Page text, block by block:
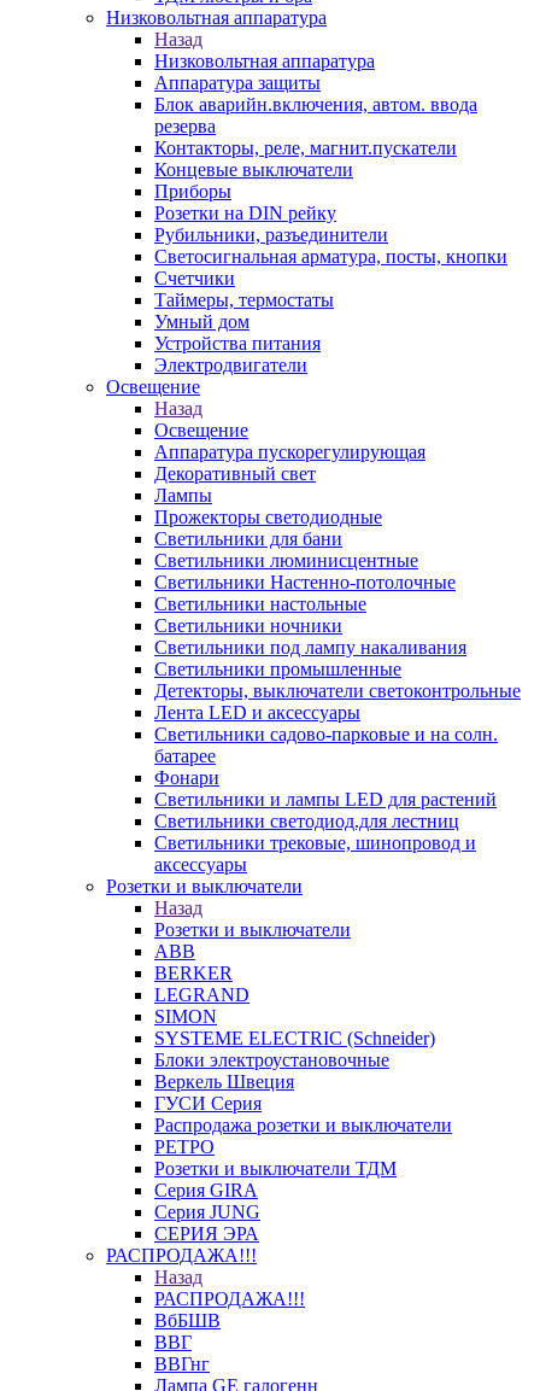
Низковольтная аппаратура
Назад
Низковольтная аппаратура
Аппаратура защиты
Блок аварийн.включения, автом. ввода
резерва
Контакторы, реле, магнит.пускатели
Концевые выключатели
Приборы
Розетки на DIN рейку
Рубильники, разъединители
Светосигнальная арматура, посты, кнопки
Счетчики
Таймеры, термостаты
Умный дом
Устройства питания
Электродвигатели
Освещение
Назад
Освещение
Аппаратура пускорегулирующая
Декоративный свет
Лампы
Прожекторы светодиодные
Светильники для бани
Светильники люминисцентные
Светильники Настенно-потолочные
Светильники настольные
Светильники ночники
Светильники под лампу накаливания
Светильники промышленные
Детекторы, выключатели светоконтрольные
Лента LED и аксессуары
Светильники садово-парковые и на солн.
батарее
Фонари
Светильники и лампы LED для растений
Светильники светодиод.для лестниц
Светильники трековые, шинопровод и
аксессуары
Розетки и выключатели
Назад
Розетки и выключатели
ABB
BERKER
LEGRAND
SIMON
SYSTEME ELECTRIC (Schneider)
Блоки электроустановочные
Веркель Швеция
ГУСИ Серия
Распродажа розетки и выключатели
РЕТРО
Розетки и выключатели ТДМ
Серия GIRA
Серия JUNG
СЕРИЯ ЭРА
РАСПРОДАЖА!!!
Назад
РАСПРОДАЖА!!!
ВбБШВ
ВВГ
ВВГнг
Лампа GE галогенн